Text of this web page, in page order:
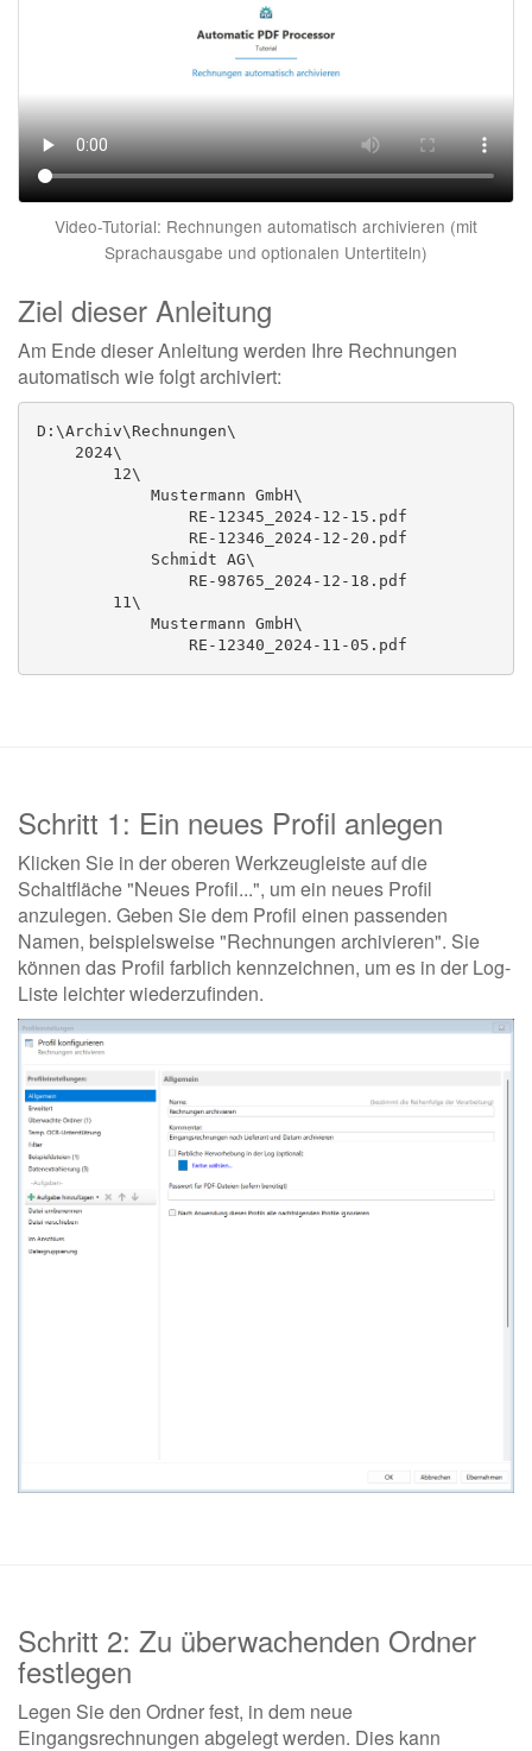
Video-Tutorial: Rechnungen automatisch archivieren (mit
Sprachausgabe und optionalen Untertiteln)
Ziel dieser Anleitung
Am Ende dieser Anleitung werden Ihre Rechnungen
automatisch wie folgt archiviert:
D:\Archiv\Rechnungen\
    2024\
        12\
            Mustermann GmbH\
                RE-12345_2024-12-15.pdf
                RE-12346_2024-12-20.pdf
            Schmidt AG\
                RE-98765_2024-12-18.pdf
        11\
            Mustermann GmbH\
                RE-12340_2024-11-05.pdf
Schritt 1: Ein neues Profil anlegen
Klicken Sie in der oberen Werkzeugleiste auf die
Schaltfläche "Neues Profil...", um ein neues Profil
anzulegen. Geben Sie dem Profil einen passenden
Namen, beispielsweise "Rechnungen archivieren". Sie
können das Profil farblich kennzeichnen, um es in der Log-
Liste leichter wiederzufinden.
Schritt 2: Zu überwachenden Ordner
festlegen
Legen Sie den Ordner fest, in dem neue
Eingangsrechnungen abgelegt werden. Dies kann